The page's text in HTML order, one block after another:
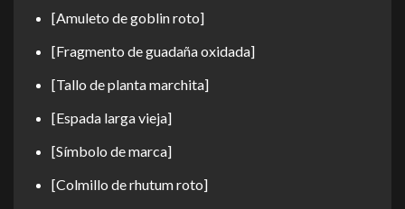
[Amuleto de goblin roto]
[Fragmento de guadaña oxidada]
[Tallo de planta marchita]
[Espada larga vieja]
[Símbolo de marca]
[Colmillo de rhutum roto]